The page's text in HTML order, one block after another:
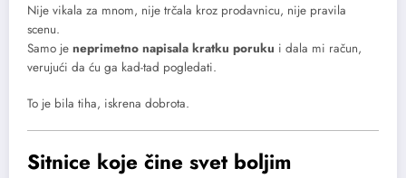
Nije vikala za mnom, nije trčala kroz prodavnicu, nije pravila
scenu.
Samo je neprimetno napisala kratku poruku i dala mi račun,
verujući da ću ga kad-tad pogledati.
To je bila tiha, iskrena dobrota.
Sitnice koje čine svet boljim